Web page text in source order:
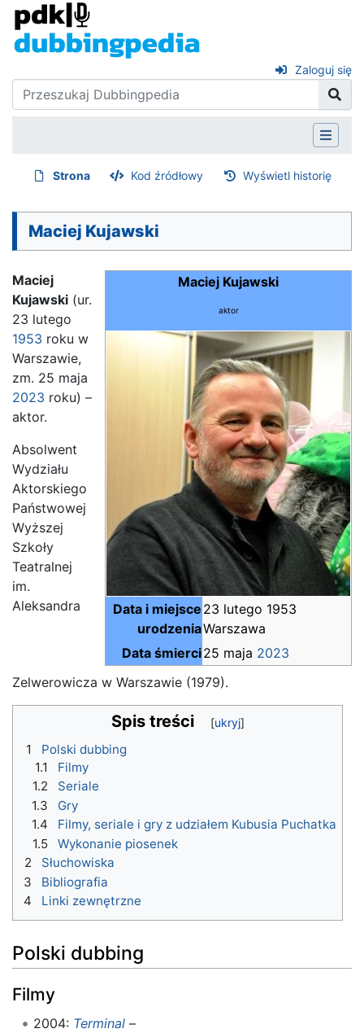
Zaloguj się
Strona Kod źródłowy Wyświetl historię
Maciej Kujawski
Maciej Kujawski
aktor
Data i miejsce
urodzenia
23 lutego 1953
Warszawa
Data śmierci25 maja 2023
Maciej
Kujawski (ur.
23 lutego
1953 roku w
Warszawie,
zm. 25 maja
2023 roku) –
aktor.
Absolwent
Wydziału
Aktorskiego
Państwowej
Wyższej
Szkoły
Teatralnej
im.
Aleksandra
Zelwerowicza w Warszawie (1979).
Spis treści
1
Polski dubbing
1.1
Filmy
1.2
Seriale
1.3
Gry
1.4
Filmy, seriale i gry z udziałem Kubusia Puchatka
1.5
Wykonanie piosenek
2
Słuchowiska
3
Bibliografia
4
Linki zewnętrzne
Polski dubbing
Filmy
2004: Terminal–